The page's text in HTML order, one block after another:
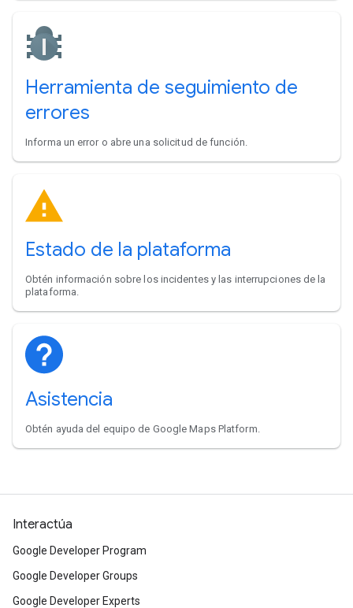
Herramienta de seguimiento de
errores
Informa un error o abre una solicitud de función.
Estado de la plataforma
Obtén información sobre los incidentes y las interrupciones de la
plataforma.
Asistencia
Obtén ayuda del equipo de Google Maps Platform.
Interactúa
Google Developer Program
Google Developer Groups
Google Developer Experts